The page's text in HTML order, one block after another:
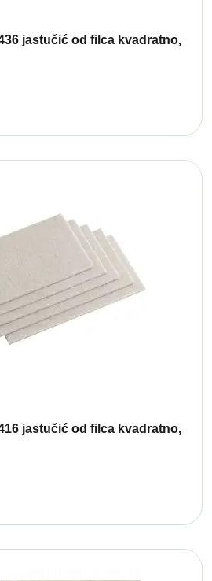
jastučić od filca kvadratno,
jastučić od filca kvadratno,